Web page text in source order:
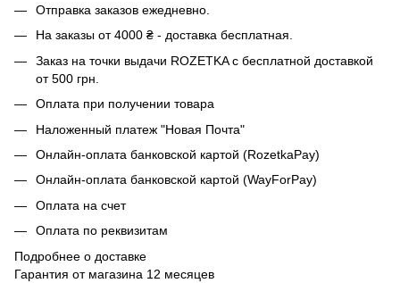
Отправка заказов ежедневно.
На заказы от 4000 ₴ - доставка бесплатная.
Заказ на точки выдачи ROZETKA с бесплатной доставкой
от 500 грн.
Оплата при получении товара
Наложенный платеж "Новая Почта"
Онлайн-оплата банковской картой (RozetkaPay)
Онлайн-оплата банковской картой (WayForPay)
Оплата на счет
Оплата по реквизитам
Подробнее о доставке
Гарантия от магазина 12 месяцев